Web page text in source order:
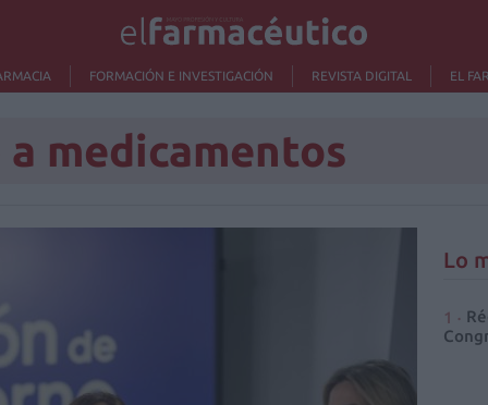
FORMACIÓN E INVESTIGACIÓN REVISTA DIGITAL EL
a medicamentos
Lo